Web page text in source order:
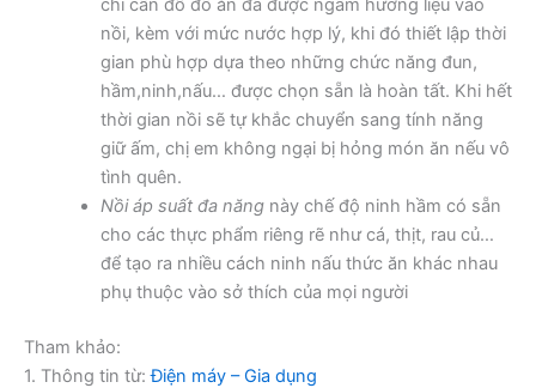
chỉ cần đổ đồ ăn đã được ngấm hương liệu vào
nồi, kèm với mức nước hợp lý, khi đó thiết lập thời
gian phù hợp dựa theo những chức năng đun,
hầm,ninh,nấu… được chọn sẵn là hoàn tất. Khi hết
thời gian nồi sẽ tự khắc chuyển sang tính năng
giữ ấm, chị em không ngại bị hỏng món ăn nếu vô
tình quên.
Nồi áp suất đa năngnày chế độ ninh hầm có sẵn
cho các thực phẩm riêng rẽ như cá, thịt, rau củ…
để tạo ra nhiều cách ninh nấu thức ăn khác nhau
phụ thuộc vào sở thích của mọi người
Tham khảo:
1. Thông tin từ:Điện máy – Gia dụng